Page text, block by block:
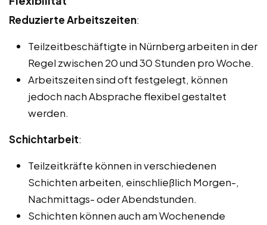
Reduzierte Arbeitszeiten:
Teilzeitbeschäftigte in Nürnberg arbeiten in der
Regel zwischen 20 und 30 Stunden pro Woche.
Arbeitszeiten sind oft festgelegt, können
jedoch nach Absprache flexibel gestaltet
werden.
Schichtarbeit:
Teilzeitkräfte können in verschiedenen
Schichten arbeiten, einschließlich Morgen-,
Nachmittags- oder Abendstunden.
Schichten können auch am Wochenende